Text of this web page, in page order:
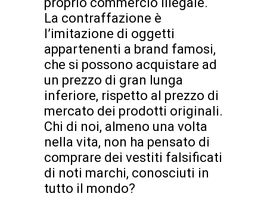
La contraffazione è
l’imitazione di oggetti
appartenenti a brand famosi,
che si possono acquistare ad
un prezzo di gran lunga
inferiore, rispetto al prezzo di
mercato dei prodotti originali.
Chi di noi, almeno una volta
nella vita, non ha pensato di
comprare dei vestiti falsificati
di noti marchi, conosciuti in
tutto il mondo?